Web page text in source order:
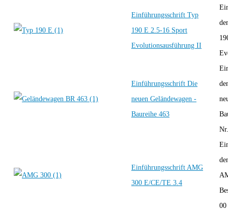
Einführungsschrift Typ
190 E 2.5-16 Sport
Evolutionsausführung II
Einführungsschrift Die
neuen Geländewagen -
Baureihe 463
Einführungsschrift AMG
300 E/CE/TE 3.4